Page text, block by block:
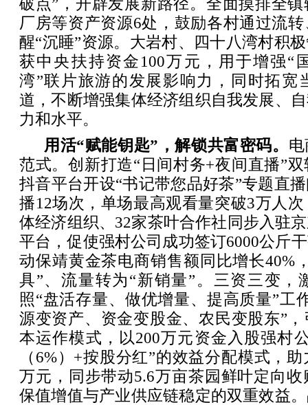
厂房等资产资源6处，鼓励各村通过流
醒“沉睡”资源。大岩村、四十八湾村积
获中央扶持资金100万元，用于增强“
湾”联片旅游的发展影响力，同时拓宽
道，不断增强集体经济组织自我发展、
力和水平。
用活“赋能钥匙”，解锁共富密码。
范式。创新打造“日间村务+夜间直播”
抖音平台开设“书记带您品好茶”专题直
播12场次，单场最高观看量突破3万人
体经济组织、32家茶叶合作社同步入驻
平台，促使强村公司成功签订6000公斤
动保靖黄金茶电商销售额同比增长40%
具”、流量转为“新销量”。三资三变，
照“盘活存量、做优增量、提高质量”工
源变资产、资金变股金、农民变股东”
本运作模式，以200万元资金入股强村
（6%）+按股分红”的效益分配模式，
万元，同步带动5.6万亩茶园鲜叶定向
保值增值与产业供应链稳定的双重效益